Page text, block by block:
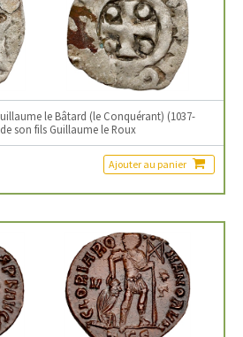
le Bâtard (le Conquérant) (1037-
son fils Guillaume le Roux
Ajouter au panier